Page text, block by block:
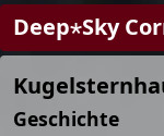
Deep⋆Sky
Geschichte